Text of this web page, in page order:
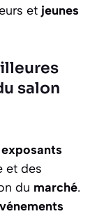
et jeunes
salon
exposants
et des
du marché.